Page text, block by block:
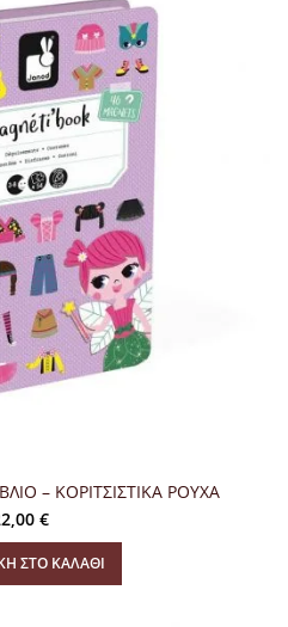
– ΚΟΡΙΤΣΙΣΤΙΚΑ ΡΟΥΧΑ
€
ΣΤΟ ΚΑΛΆΘΙ